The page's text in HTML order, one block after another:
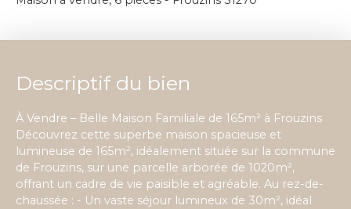
Descriptif du bien
À Vendre – Belle Maison Familiale de 165m² à Frouzins
Découvrez cette superbe maison spacieuse et
lumineuse de 165m², idéalement située sur la commune
de Frouzins, sur une parcelle arborée de 1020m²,
offrant un cadre de vie paisible et agréable. Au rez-de-
chaussée : - Un vaste séjour lumineux de 30m², idéal